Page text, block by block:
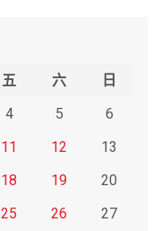
五 六
日
4 5
6
11 12
13
18 19
20
25 26
27